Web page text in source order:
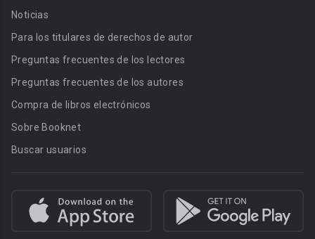
Noticias
Para los titulares de derechos de autor
Preguntas frecuentes de los lectores
Preguntas frecuentes de los autores
Compra de libros electrónicos
Sobre Booknet
Buscar usuarios